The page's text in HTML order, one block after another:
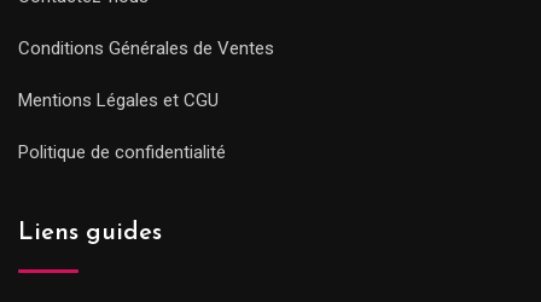
Conditions Générales de Ventes
Mentions Légales et CGU
Politique de confidentialité
Liens guides